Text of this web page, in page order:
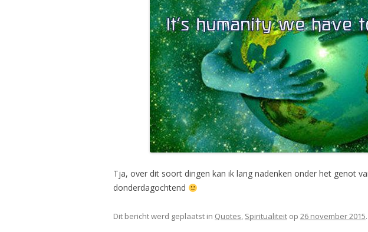
Tja, over dit soort dingen kan ik lang nadenken onder het genot
donderdagochtend
Dit bericht werd geplaatst in Quotes, Spiritualiteit op 26 november 2015.